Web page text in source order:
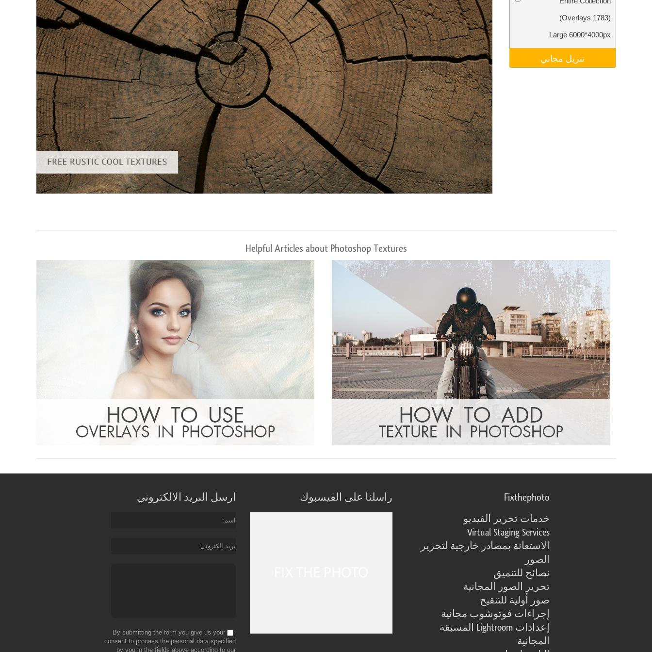
تنقيح المنتجات خدمات تنميق المجوهرات بيانات تدريب الذكاء
الاصطناعي
Video Editing Services
(1783 Overlays)
Large 6000*4000px
تنزيل مجاني
Helpful Articles about Photoshop Textures
ارسل البريد الالكتروني
اسم
بريد إلكتروني
By submitting the form you give us your
consent to process the personal data specified
by you in the fields above according to our
راسلنا على الفيسبوك Fixthephoto
خدمات تحرير الفيديو
Virtual Staging Services
الاستعانة بمصادر خارجية لتحرير
الصور
نصائح للتنميق
تحرير الصور المجانية
صور أولية للتنقيح
إجراءات فوتوشوب مجانية
إعدادات Lightroom المسبقة
المجانية